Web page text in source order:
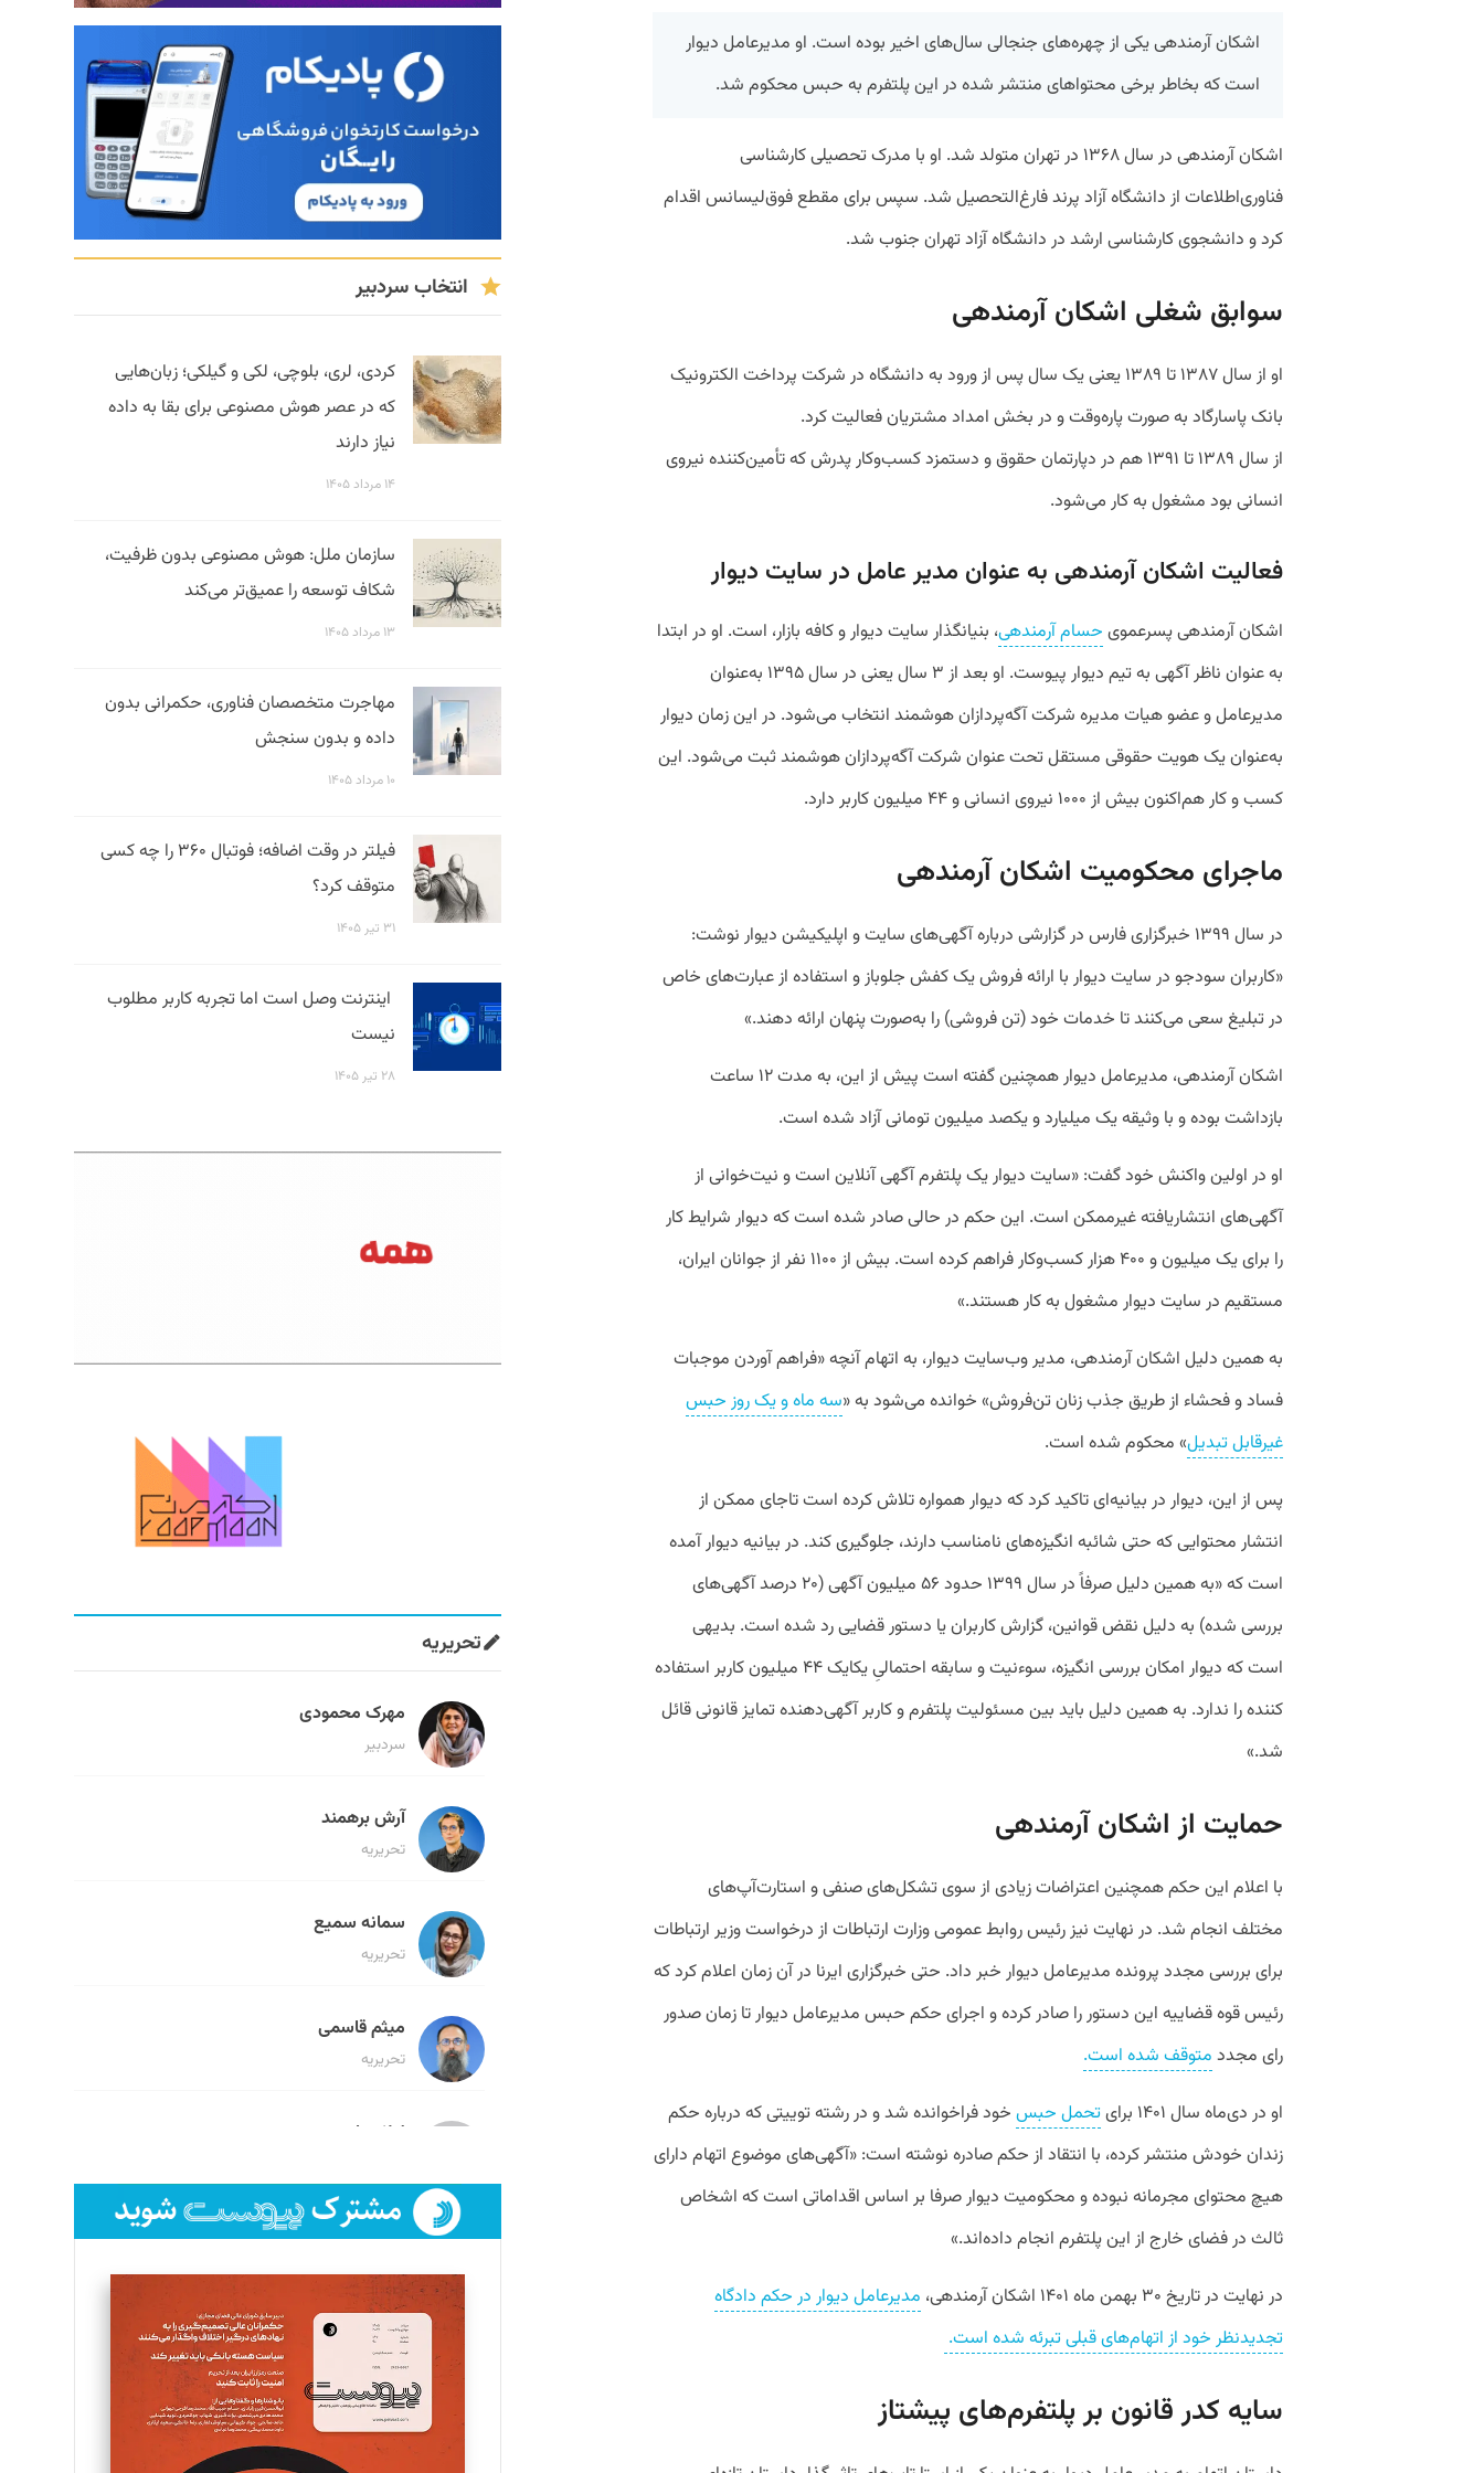
اشکان آرمندهی یکی از چهره‌های جنجالی سال‌های اخیر بوده است. او مدیرعامل دیوار
است که بخاطر برخی محتواهای منتشر شده در این پلتفرم به حبس محکوم شد.
اشکان آرمندهی در سال ۱۳۶۸ در تهران متولد شد. او با مدرک تحصیلی کارشناسی
فناوری‌اطلاعات از دانشگاه آزاد پرند فارغ‌التحصیل شد. سپس برای مقطع فوق‌لیسانس اقدام
کرد و دانشجوی کارشناسی ارشد در دانشگاه آزاد تهران جنوب شد.
سوابق شغلی اشکان آرمندهی
او از سال ۱۳۸۷ تا ۱۳۸۹ یعنی یک سال پس از ورود به دانشگاه در شرکت پرداخت الکترونیک
بانک پاسارگاد به صورت پاره‌وقت و در بخش امداد مشتریان فعالیت کرد.
از سال ۱۳۸۹ تا ۱۳۹۱ هم در دپارتمان حقوق و دستمزد کسب‌وکار پدرش که تأمین‌کننده نیروی
انسانی بود مشغول به کار می‌شود.
فعالیت اشکان آرمندهی به عنوان مدیر عامل در سایت دیوار
اشکان آرمندهی پسرعموی حسام آرمندهی، بنیانگذار سایت دیوار و کافه بازار، است. او در ابتدا
به عنوان ناظر آگهی به تیم دیوار پیوست. او بعد از ۳ سال یعنی در سال ۱۳۹۵ به‌عنوان
مدیرعامل و عضو هیات مدیره شرکت آگه‌پردازان هوشمند انتخاب می‌شود. در این زمان دیوار
به‌عنوان یک هویت حقوقی مستقل تحت عنوان شرکت آگه‌پردازان هوشمند ثبت می‌شود. این
کسب و کار هم‌اکنون بیش از ۱۰۰۰ نیروی انسانی و ۴۴ میلیون کاربر دارد.
ماجرای محکومیت اشکان آرمندهی
در سال ۱۳۹۹ خبرگزاری فارس در گزارشی درباره آگهی‌های سایت و اپلیکیشن دیوار نوشت:
«کاربران سودجو در سایت دیوار با ارائه فروش یک کفش جلوباز و استفاده از عبارت‌های خاص
در تبلیغ سعی می‌کنند تا خدمات خود (تن فروشی) را به‌صورت پنهان ارائه دهند.»
اشکان آرمندهی، مدیرعامل دیوار همچنین گفته است پیش از این، به مدت ۱۲ ساعت
بازداشت بوده و با وثیقه یک میلیارد و یکصد میلیون تومانی آزاد شده است.
او در اولین واکنش خود گفت: «سایت دیوار یک پلتفرم آگهی آنلاین است و نیت‌خوانی از
آگهی‌های انتشار‌یافته غیر‌ممکن است. این حکم در حالی صادر شده است که دیوار شرایط کار
را برای یک میلیون و ۴۰۰ هزار کسب‌و‌کار فراهم کرده است. بیش از ۱۱۰۰ نفر از جوانان ایران،
مستقیم در سایت دیوار مشغول به کار هستند.»
به همین دلیل اشکان آرمندهی، مدیر وب‌سایت دیوار، به اتهام آنچه «فراهم آوردن موجبات
فساد و فحشاء از طریق جذب زنان تن‌فروش» خوانده می‌شود به «سه ماه و یک روز حبس
غیرقابل تبدیل» محکوم شده است.
پس از این، دیوار در بیانیه‌‌ای تاکید کرد که دیوار همواره تلاش کرده است تاجای ممکن از
انتشار محتوایی که حتی شائبه انگیزه‌های نامناسب دارند، جلوگیری کند. در بیانیه دیوار آمده
است که «به همین دلیل صرفاً در سال ۱۳۹۹ حدود ۵۶ میلیون آگهی (۲۰ درصد آگهی‌های
بررسی شده) به دلیل نقض قوانین، گزارش کاربران یا دستور قضایی رد شده است. بدیهی
است که دیوار امکان بررسی انگیزه، سوء‌نیت و سابقه احتمالیِ یکایک ۴۴ میلیون کاربر استفاده
کننده را ندارد. به همین دلیل باید بین مسئولیت پلتفرم و کاربر آگهی‌دهنده تمایز قانونی قائل
شد.»
حمایت از اشکان آرمندهی
با اعلام این حکم همچنین اعتراضات زیادی از سوی تشکل‌های صنفی و استارت‌آپ‌های
مختلف انجام شد. در نهایت نیز رئیس روابط عمومی وزارت ارتباطات از درخواست وزیر ارتباطات
برای بررسی مجدد پرونده مدیرعامل دیوار خبر داد. حتی خبرگزاری ایرنا در آن زمان اعلام کرد که
رئیس قوه قضاییه این دستور را صادر کرده و اجرای حکم حبس مدیرعامل دیوار تا زمان صدور
رای مجدد متوقف شده است.
او در دی‌ماه سال ۱۴۰۱ برای تحمل حبس خود فراخوانده شد و در رشته‌ توییتی که درباره حکم
زندان خودش منتشر کرده، با انتقاد از حکم صادره نوشته است: «آگهی‌های موضوع اتهام دارای
هیچ محتوای مجرمانه نبوده و محکومیت دیوار صرفا بر اساس اقداماتی است که اشخاص
ثالث در فضای خارج از این پلتفرم انجام داده‌اند.»
در نهایت در تاریخ ۳۰ بهمن ماه ۱۴۰۱ اشکان آرمندهی،
مدیرعامل دیوار در حکم دادگاه
تجدیدنظر خود از اتهام‌های قبلی تبرئه شده است.
سایه کدر قانون بر پلتفرم‌های پیشتاز
انتخاب سردبیر
کردی، لری، بلوچی، لکی و گیلکی؛ زبان‌هایی
که در عصر هوش مصنوعی برای بقا به داده
نیاز دارند
۱۴ مرداد ۱۴۰۵
سازمان ملل: هوش مصنوعی بدون ظرفیت،
شکاف توسعه را عمیق‌تر می‌کند
۱۳ مرداد ۱۴۰۵
مهاجرت متخصصان فناوری، حکمرانی بدون
داده و بدون سنجش
۱۰ مرداد ۱۴۰۵
فیلتر در وقت اضافه؛ فوتبال ۳۶۰ را چه کسی
متوقف کرد؟
۳۱ تیر ۱۴۰۵
اینترنت وصل است اما تجربه کاربر مطلوب
نیست
۲۸ تیر ۱۴۰۵
تحریریه
مهرک محمودی
سردبیر
آرش برهمند
تحریریه
سمانه سمیع
تحریریه
میثم قاسمی
تحریریه
لیلا حنارود
فائزه فتحی رستمی
تحریریه
سروش کرمیان
تحریریه
مینا پاکدل